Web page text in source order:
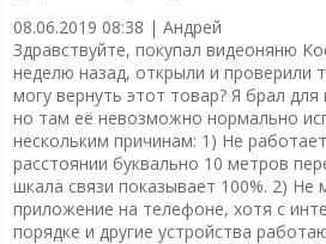
08.06.2019 08:38 | Андрей
Здравствуйте, покупал видеоняню
неделю назад, открыли и проверили
могу вернуть этот товар? Я брал
но там её невозможно нормально
нескольким причинам: 1) Не
расстоянии буквально 10 метров
шкала связи показывает 100%. 2) Не
приложение на телефоне, хотя с
порядке и другие устройства